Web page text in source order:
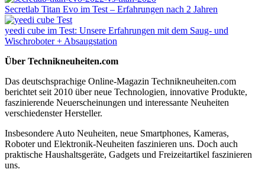
Secretlab Titan Evo im Test – Erfahrungen nach 2 Jahren
yeedi cube im Test: Unsere Erfahrungen mit dem Saug- und
Wischroboter + Absaugstation
Über Technikneuheiten.com
Das deutschsprachige Online-Magazin Technikneuheiten.com
berichtet seit 2010 über neue Technologien, innovative Produkte,
faszinierende Neuerscheinungen und interessante Neuheiten
verschiedenster Hersteller.
Insbesondere Auto Neuheiten, neue Smartphones, Kameras,
Roboter und Elektronik-Neuheiten faszinieren uns. Doch auch
praktische Haushaltsgeräte, Gadgets und Freizeitartikel faszinieren
uns.